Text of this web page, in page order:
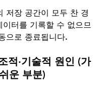
저장 공간이 모두 찬 경
이터를 기록할 수 없으므
으로 종료됩니다.
적·기술적 원인 (가
운 부분)